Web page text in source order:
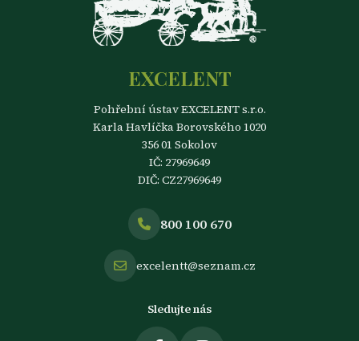
EXCELENT
Pohřební ústav EXCELENT s.r.o.
Karla Havlíčka Borovského 1020
356 01 Sokolov
IČ: 27969649
DIČ: CZ27969649
800 100 670
excelentt@seznam.cz
Sledujte nás